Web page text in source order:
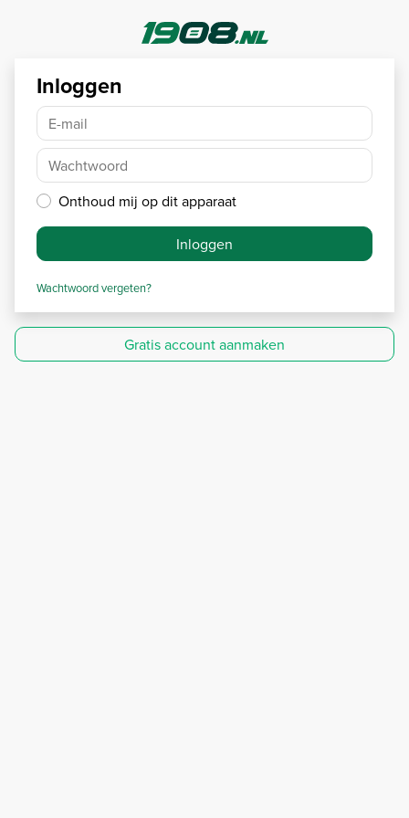
Inloggen
E-mail
Wachtwoord
Onthoud mij op dit apparaat
Inloggen
Wachtwoord vergeten?
Gratis account aanmaken